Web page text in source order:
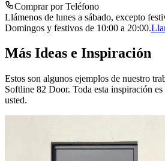
Comprar por Teléfono
Llámenos de lunes a sábado, excepto
Domingos y festivos de 10:00 a 20:00.
Más Ideas e Inspiración
Estos son algunos ejemplos de nuestro
Softline 82 Door. Toda esta inspiración es
usted.